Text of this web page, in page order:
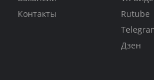
Контакты
Rutube
Дзен